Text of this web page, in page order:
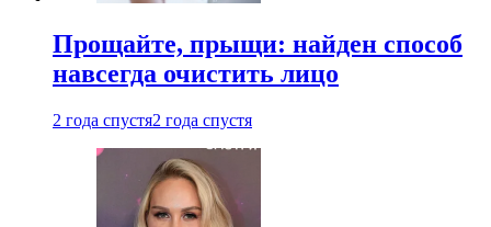
Прощайте, прыщи: найден способ
навсегда очистить лицо
2 года спустя2 года спустя